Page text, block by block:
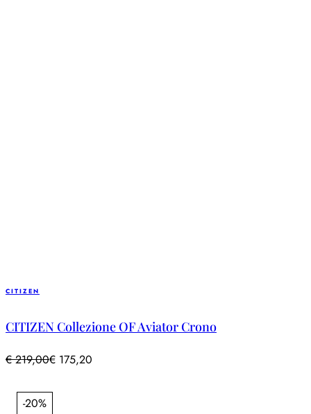
CITIZEN
CITIZEN Collezione OF Aviator Crono
€219,00€ 175,20
-20%